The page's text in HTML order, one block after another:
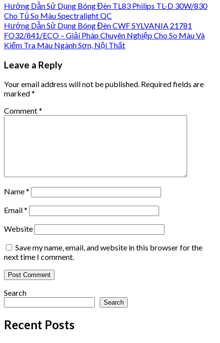
Hướng Dẫn Sử Dụng Bóng Đèn TL83 Philips TL-D 30W/830
Cho Tủ So Màu Spectralight QC
Hướng Dẫn Sử Dụng Bóng Đèn CWF SYLVANIA 21781
FO32/841/ECO – Giải Pháp Chuyên Nghiệp Cho So Màu Và
Kiểm Tra Màu Ngành Sơn, Nội Thất
Leave a Reply
Your email address will not be published. Required fields are
marked*
Comment*
Name*
Email*
Website
Save my name, email, and website in this browser for the
next time I comment.
Search
Search
Recent Posts